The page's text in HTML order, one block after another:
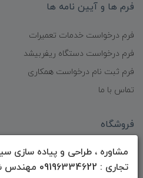
مشاوره ، طراحی و پیاده
تجاری : 09196334622 مهندس شاهسون
فرم ها و آیین نامه ها
فرم درخواست خدمات تعمیرات
فرم درخواست دستگاه ریفربیشد
فرم ثبت نام درخواست همکاری
تماس با ما
فروشگاه
فـروش موبایـل و تبــلت
فـروش لـــوازم جانبـــی